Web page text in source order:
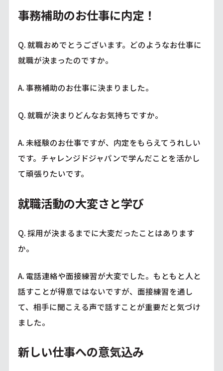
事務補助のお仕事に内定！
Q. 就職おめでとうございます。どのようなお仕事に
就職が決まったのですか。
A. 事務補助のお仕事に決まりました。
Q. 就職が決まりどんなお気持ちですか。
A. 未経験のお仕事ですが、内定をもらえてうれしい
です。チャレンジドジャパンで学んだことを活かし
て頑張りたいです。
就職活動の大変さと学び
Q. 採用が決まるまでに大変だったことはあります
か。
A. 電話連絡や面接練習が大変でした。もともと人と
話すことが得意ではないですが、面接練習を通し
て、相手に聞こえる声で話すことが重要だと気づけ
ました。
新しい仕事への意気込み